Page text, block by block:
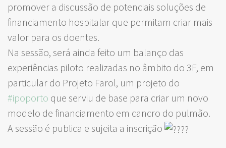
promover a discussão de potenciais soluções de
financiamento hospitalar que permitam criar mais
valor para os doentes.
Na sessão, será ainda feito um balanço das
experiências piloto realizadas no âmbito do 3F, em
particular do Projeto Farol, um projeto do
#ipoporto que serviu de base para criar um novo
modelo de financiamento em cancro do pulmão.
A sessão é publica e sujeita a inscrição